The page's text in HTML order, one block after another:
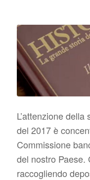
L’attenzione
del 2017 è
Commissione
del nostro Paese.
raccogliendo